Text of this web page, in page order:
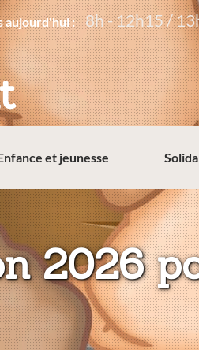
aujourd'hui : 8h - 12h15 /
et jeunesse
2026